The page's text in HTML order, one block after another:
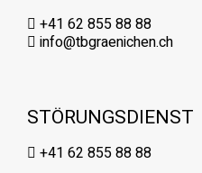
+41 62 855 88 88
info@tbgraenichen.ch
STÖRUNGSDIENST
+41 62 855 88 88